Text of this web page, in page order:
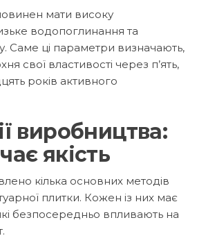
мати високу
водопоглинання та
Саме ці параметри визначають,
свої властивості через п’ять,
років активного
виробництва:
якість
кілька основних методів
плитки. Кожен із них має
безпосередньо впливають на